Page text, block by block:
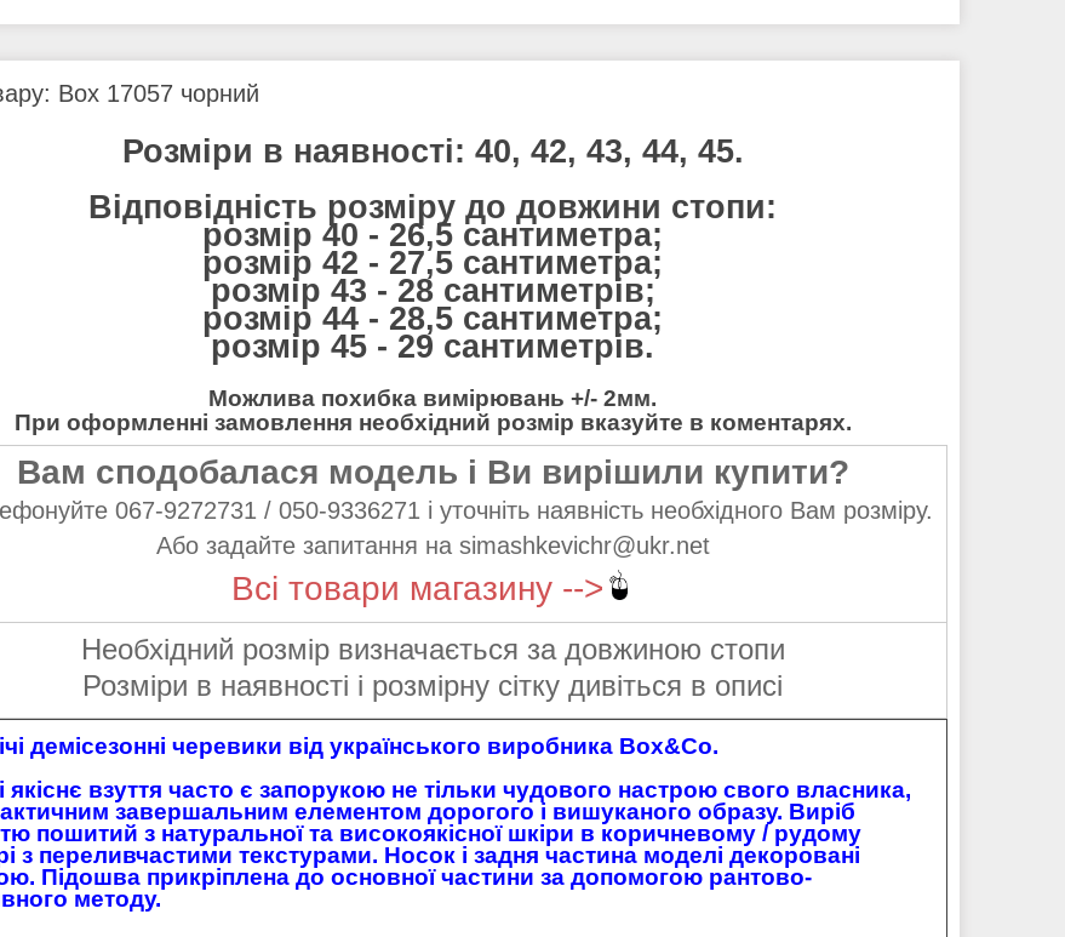
Box 17057 чорний
Розміри в наявності: 40, 42, 43, 44, 45.
Відповідність розміру до довжини стопи:
розмір 40 - 26,5 сантиметра;
розмір 42 - 27,5 сантиметра;
розмір 43 - 28 сантиметрів;
розмір 44 - 28,5 сантиметра;
розмір 45 - 29 сантиметрів.
Можлива похибка вимірювань +/- 2мм.
При оформленні замовлення необхідний розмір вказуйте в коментарях.
Вам сподобалася модель і Ви вирішили купити?
067-9272731 / 050-9336271 і уточніть наявність необхідного Вам розміру.
Або задайте запитання на simashkevichr@ukr.net
Всі товари магазину -->
Необхідний розмір визначається за довжиною стопи
Розміри в наявності і розмірну сітку дивіться в описі
демісезонні черевики від українського виробника Box&Co.
якіснє взуття часто є запорукою не тільки чудового настрою свого власника,
завершальним елементом дорогого і вишуканого образу. Виріб
пошитий з натуральної та високоякісної шкіри в коричневому / рудому
з переливчастими текстурами. Носок і задня частина моделі декоровані
Підошва прикріплена до основної частини за допомогою рантово-
методу.